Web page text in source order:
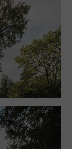
jeden z
Ten
prostoru.
zasklení
v exteriéru i
výhledům do
pod okny a
Do objemu
hosty a